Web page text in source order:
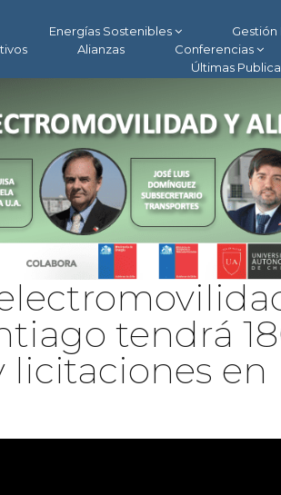
Energías Sostenibles Gestión
Alianzas Conferencias
Últimas
tendrá
licitaciones en